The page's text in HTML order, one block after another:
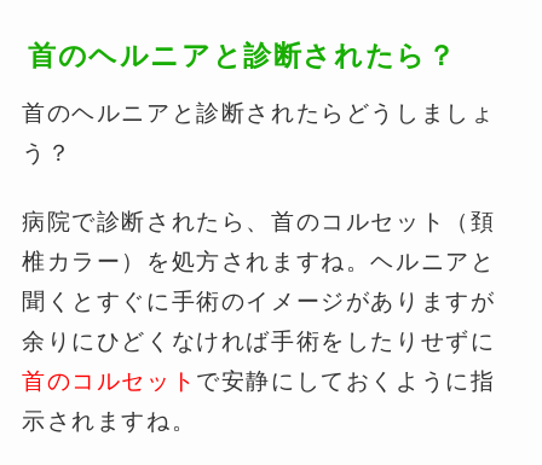
首のヘルニアと診断されたら？
首のヘルニアと診断されたらどうしましょ
う？
病院で診断されたら、首のコルセット（頚
椎カラー）を処方されますね。ヘルニアと
聞くとすぐに手術のイメージがありますが
余りにひどくなければ手術をしたりせずに
首のコルセット で安静にしておくように指
示されますね。